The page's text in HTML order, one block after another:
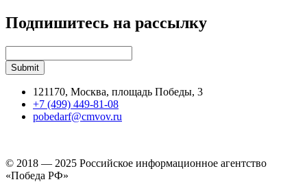
Подпишитесь на рассылку
121170, Москва, площадь Победы, 3
+7 (499) 449-81-08
pobedarf@cmvov.ru
© 2018 — 2025 Российское информационное агентство
«Победа РФ»